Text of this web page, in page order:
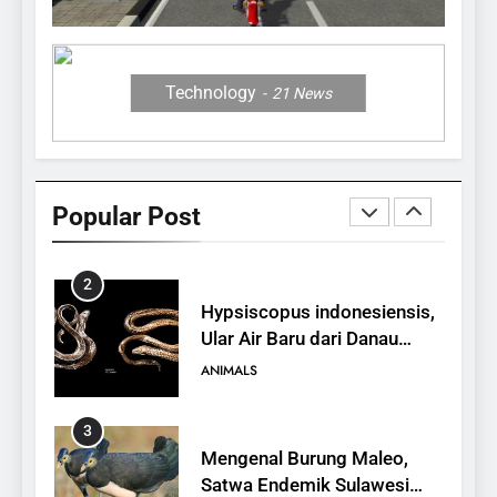
Technology 21 News
Popular Post
12 Fakta Memukau dari
Jerapah
ANIMALS
1
Antelope, Si Antelop
2
Hypsiscopus indonesiensis,
Ular Air Baru dari Danau
Towuti
ANIMALS
3
Mengenal Burung Maleo,
Satwa Endemik Sulawesi